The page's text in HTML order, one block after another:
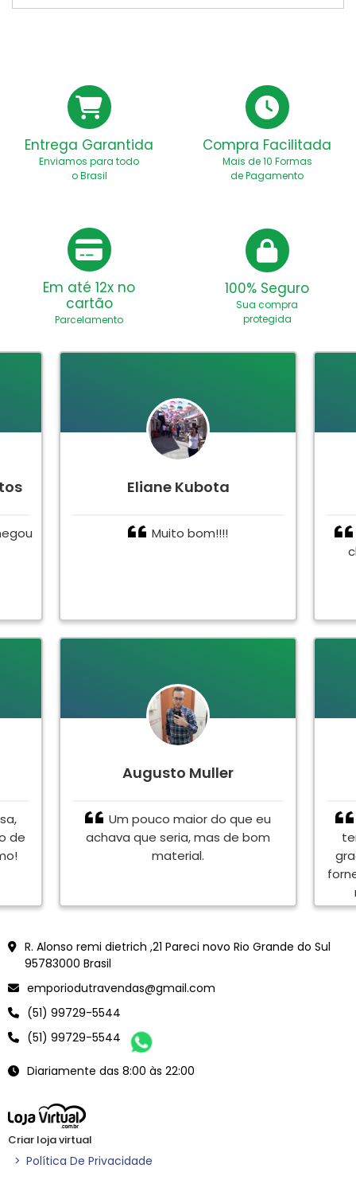
Entrega Garantida
Enviamos para todo
o Brasil
Compra Facilitada
Mais de 10 Formas
de Pagamento
Em até 12x no
cartão
Parcelamento
100% Seguro
Sua compra
protegida
Eliane Kubota
Muito bom!!!!
de
Augusto Muller
Um pouco maior do que eu
achava que seria, mas de bom
material.
R. Alonso remi dietrich ,21 Pareci novo Rio Grande do Sul
95783000 Brasil
emporiodutravendas@gmail.com
(51) 99729-5544
(51) 99729-5544
Diariamente das 8:00 às 22:00
Criar loja virtual
> Política De Privacidade